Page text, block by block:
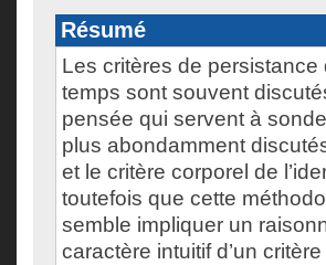
Résumé
Les critères de persistance
temps sont souvent
pensée qui servent à
plus abondamment
et le critère corporel de
toutefois que cette
semble impliquer un
caractère intuitif d’un